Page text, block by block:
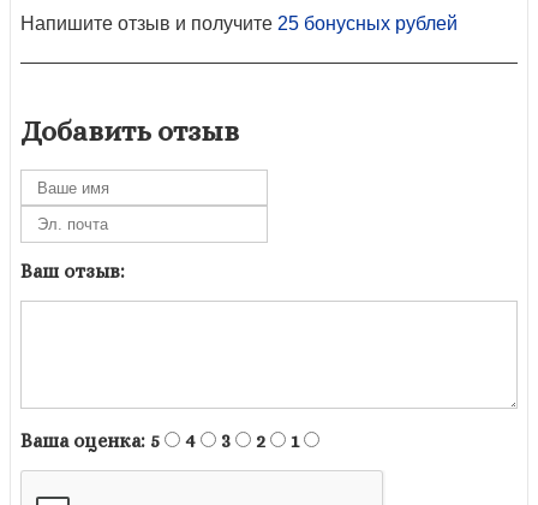
Напишите отзыв и получите 25 бонусных рублей
Добавить отзыв
Ваш отзыв:
Ваша оценка: 5 4 3 2 1